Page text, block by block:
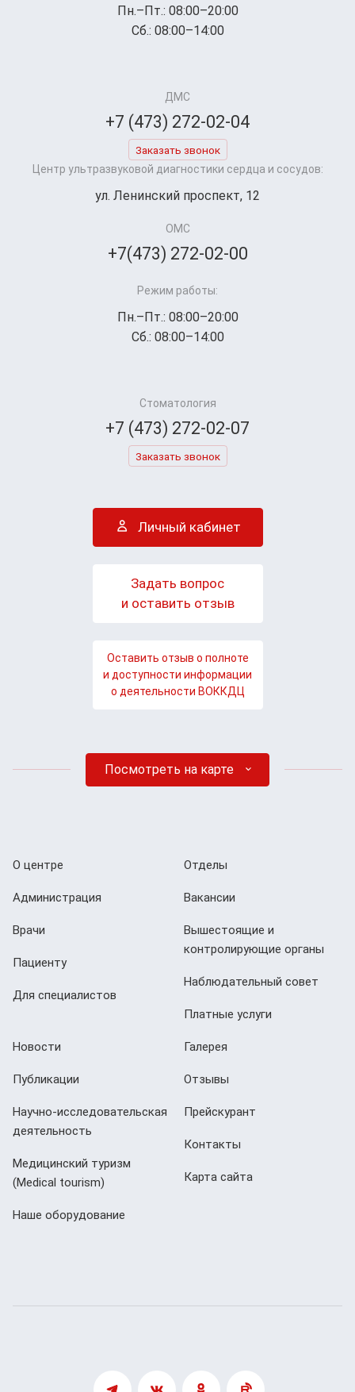
Пн.–Пт.: 08:00–20:00
Сб.: 08:00–14:00
ДМС
+7 (473) 272-02-04
Заказать звонок
Центр ультразвуковой диагностики сердца и сосудов:
ул. Ленинский проспект, 12
ОМС
+7(473) 272-02-00
Режим работы:
Пн.–Пт.: 08:00–20:00
Сб.: 08:00–14:00
Стоматология
+7 (473) 272-02-07
Заказать звонок
Личный кабинет
Задать вопрос
и оставить отзыв
Оставить отзыв о полноте
и доступности информации
о деятельности ВОККДЦ
Посмотреть на карте
О центре
Администрация
Врачи
Пациенту
Для специалистов
Отделы
Вакансии
Вышестоящие и
контролирующие органы
Наблюдательный совет
Платные услуги
Новости
Публикации
Научно-исследовательская
деятельность
Медицинский туризм
(Мedical tourism)
Наше оборудование
Галерея
Отзывы
Прейскурант
Контакты
Карта сайта